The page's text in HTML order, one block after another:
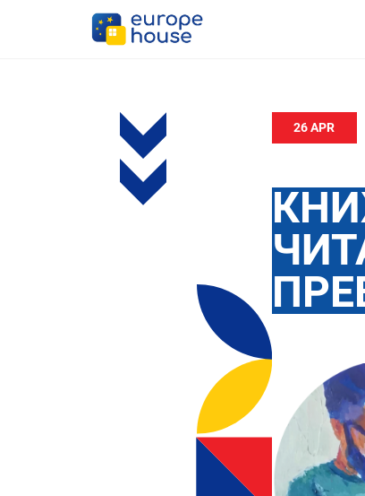
26 APR